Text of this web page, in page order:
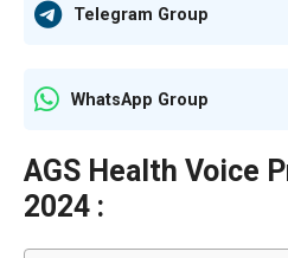
Telegram Group
WhatsApp Group
AGS Health Voice
2024 :